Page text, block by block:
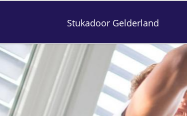
Stukadoor Gelderland